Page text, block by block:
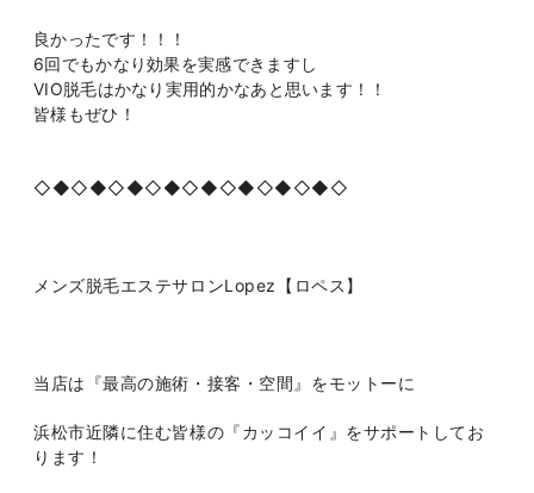
良かったです！！！
6回でもかなり効果を実感できますし
VIO脱毛はかなり実用的かなあと思います！！
皆様もぜひ！
◇◆◇◆◇◆◇◆◇◆◇◆◇◆◇◆◇
メンズ脱毛エステサロンLopez【ロペス】
当店は『最高の施術・接客・空間』をモットーに
浜松市近隣に住む皆様の『カッコイイ』をサポートしてお
ります！